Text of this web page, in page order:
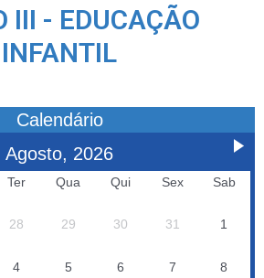
III - EDUCAÇÃO
INFANTIL
Calendário
Agosto, 2026
Ter Qua Qui Sex Sab
28 29 30 31 1
4 5 6 7 8